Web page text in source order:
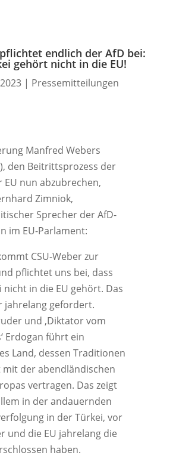
pflichtet endlich der AfD bei:
gehört nicht in die EU!
| Pressemitteilungen
Manfred Webers
den Beitrittsprozess der
EU nun abzubrechen,
Zimniok,
Sprecher der AfD-
im EU-Parlament:
CSU-Weber zur
pflichtet uns bei, dass
nicht in die EU gehört. Das
jahrelang gefordert.
und ‚Diktator vom
Erdogan führt ein
Land, dessen Traditionen
mit der abendländischen
vertragen. Das zeigt
in der andauernden
in der Türkei, vor
und die EU jahrelang die
haben.